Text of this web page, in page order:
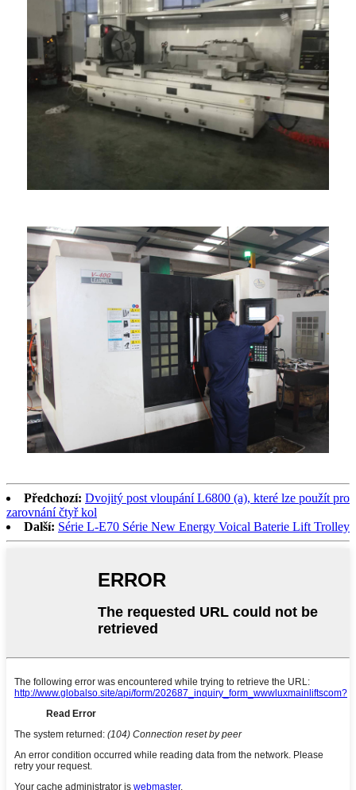
Předchozí: Dvojitý post vloupání L6800 (a), které lze použít pro
zarovnání čtyř kol
Další: Série L-E70 Série New Energy Voical Baterie Lift Trolley